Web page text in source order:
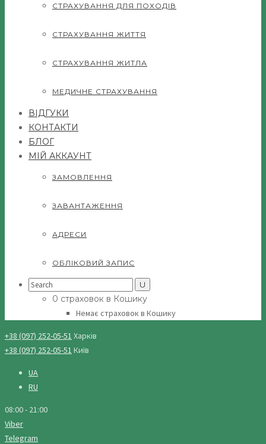
СТРАХУВАННЯ ДЛЯ ПОХОДІВ
СТРАХУВАННЯ ЖИТТЯ
СТРАХУВАННЯ ЖИТЛА
МЕДИЧНЕ СТРАХУВАННЯ
ВІДГУКИ
КОНТАКТИ
БЛОГ
МІЙ АККАУНТ
ЗАМОВЛЕННЯ
ЗАВАНТАЖЕННЯ
АДРЕСИ
ОБЛІКОВИЙ ЗАПИС
Search
0 страховок в Кошику
Немає страховок в Кошику
+38 (097) 252-05-51 Харків
+38 (097) 252-05-51 Київ
UA
RU
08:00 - 21:00
Viber
Telegram